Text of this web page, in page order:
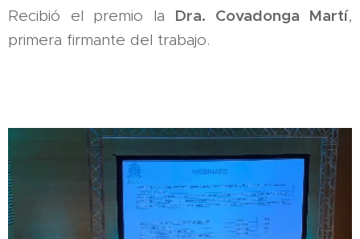
Recibió el premio la Dra. Covadonga Martí,
primera firmante del trabajo.